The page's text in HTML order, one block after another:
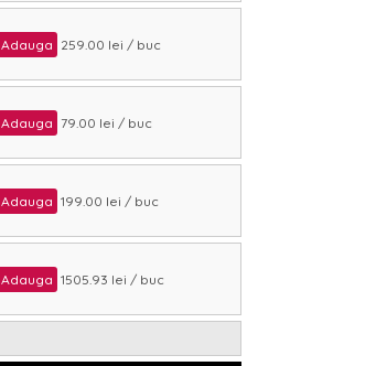
Adauga 259.00 lei / buc
Adauga 79.00 lei / buc
Adauga 199.00 lei / buc
Adauga 1505.93 lei / buc